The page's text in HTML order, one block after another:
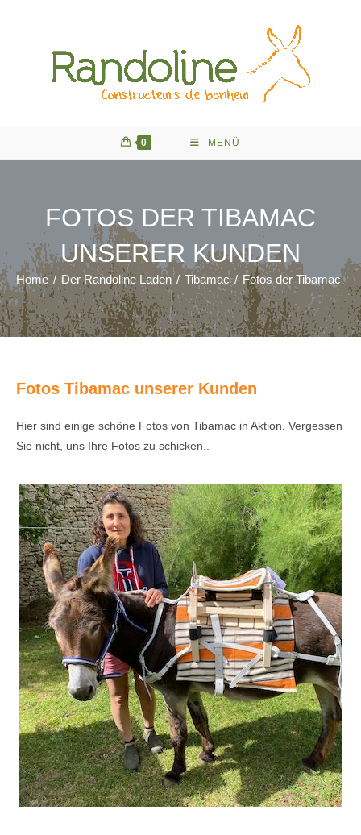
0 MENÜ
FOTOS DER TIBAMAC
UNSERER KUNDEN
Home / Der Randoline Laden / Tibamac / Fotos der Tibamac
Fotos Tibamac unserer Kunden
Hier sind einige schöne Fotos von Tibamac in Aktion. Vergessen
Sie nicht, uns Ihre Fotos zu schicken..